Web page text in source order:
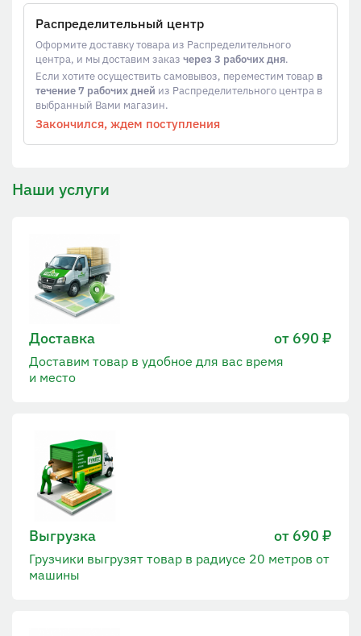
Распределительный центр
Оформите доставку товара из Распределительного
центра, и мы доставим заказ через 3 рабочих дня.
Если хотите осуществить самовывоз, переместим товар в
течение 7 рабочих дней из Распределительного центра в
выбранный Вами магазин.
Закончился, ждем поступления
Наши услуги
Доставка от 690 ₽
Доставим товар в удобное для вас время
и место
Выгрузка от 690 ₽
Грузчики выгрузят товар в радиусе 20 метров от
машины